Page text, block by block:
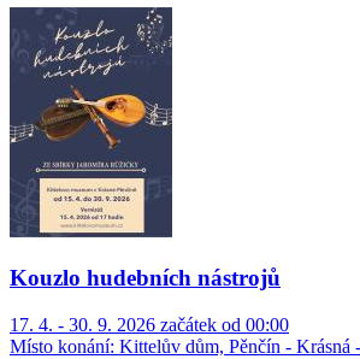
Kouzlo hudebních nástrojů
17. 4. - 30. 9. 2026 začátek od 00:00
Místo konání: Kittelův dům, Pěnčín - Krásná